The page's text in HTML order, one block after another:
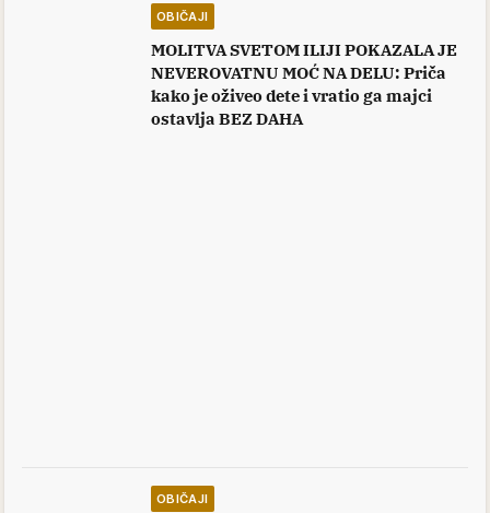
OBIČAJI
MOLITVA SVETOM ILIJI POKAZALA JE
NEVEROVATNU MOĆ NA DELU: Priča
kako je oživeo dete i vratio ga majci
ostavlja BEZ DAHA
OBIČAJI